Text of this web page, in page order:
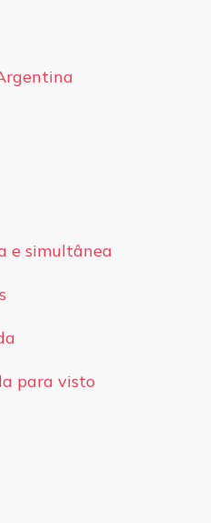
e simultânea
para visto